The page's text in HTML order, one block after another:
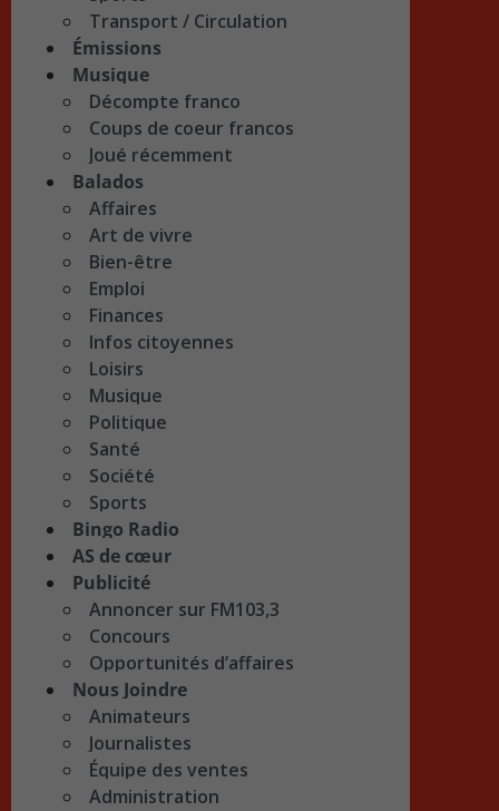
Transport / Circulation
Émissions
Musique
Décompte franco
Coups de coeur francos
Joué récemment
Balados
Affaires
Art de vivre
Bien-être
Emploi
Finances
Infos citoyennes
Loisirs
Musique
Politique
Santé
Société
Sports
Bingo Radio
AS de cœur
Publicité
Annoncer sur FM103,3
Concours
Opportunités d’affaires
Nous Joindre
Animateurs
Journalistes
Équipe des ventes
Administration